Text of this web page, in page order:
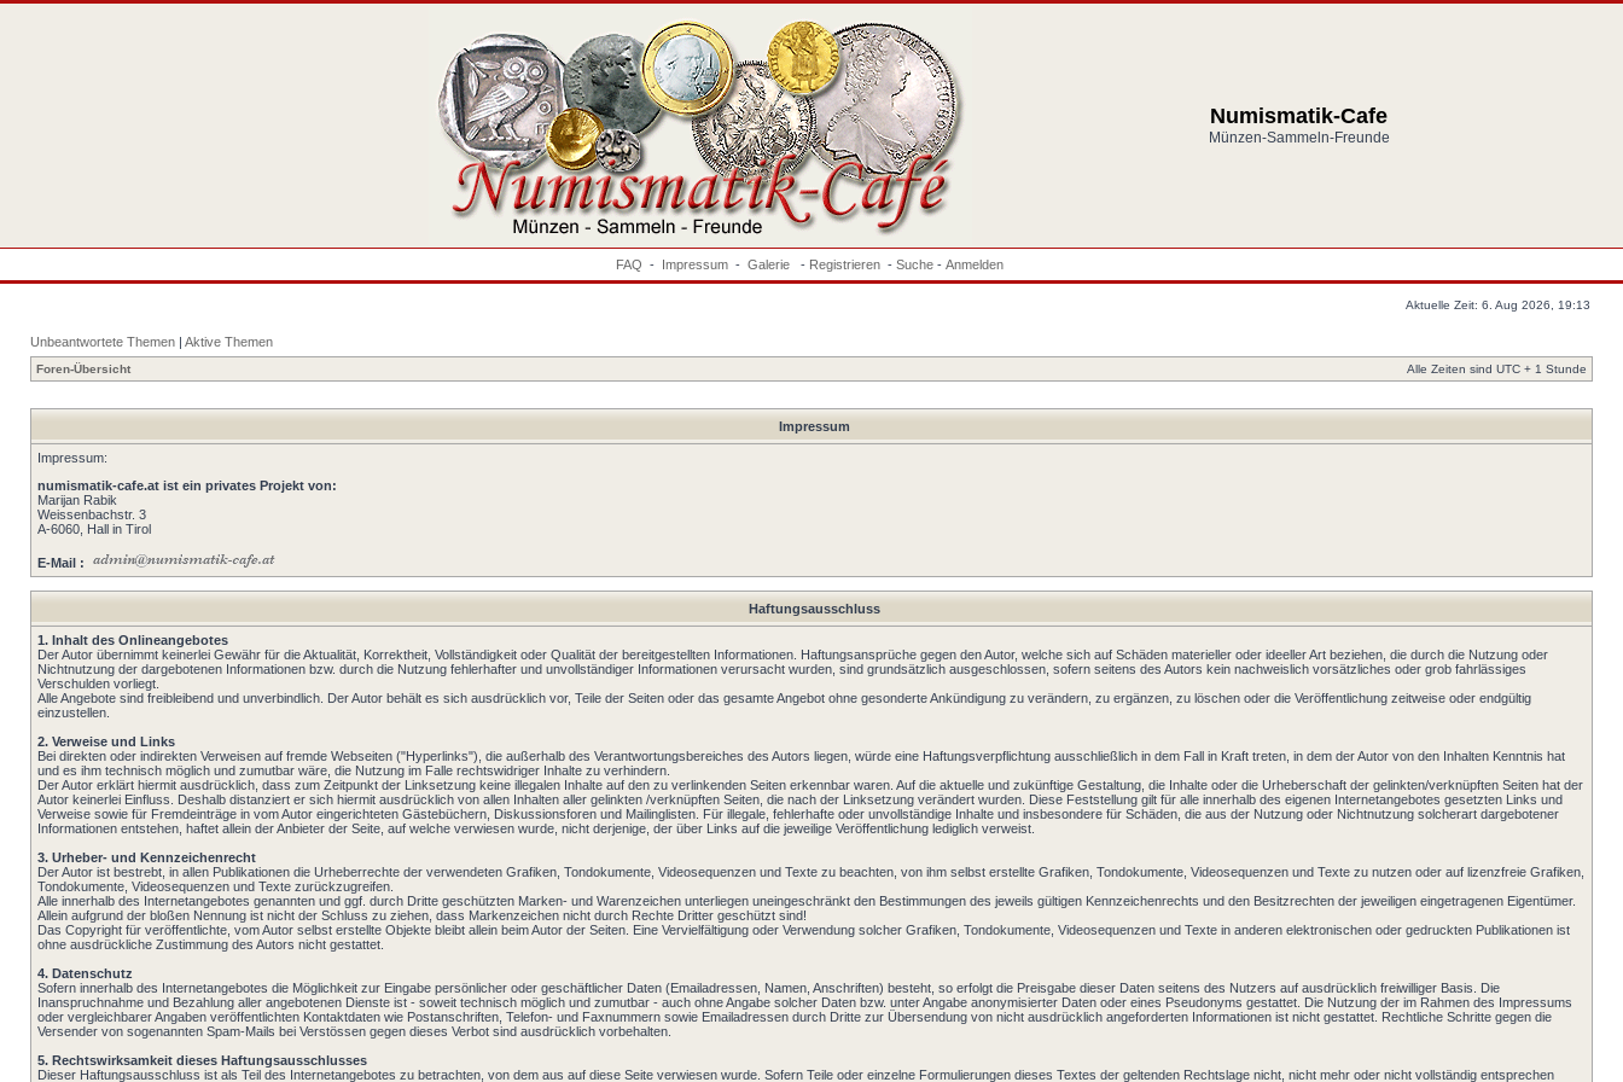
Numismatik-Cafe
Münzen-Sammeln-Freunde
FAQ - Impressum - Galerie - Registrieren - Suche - Anmelden
Aktuelle Zeit: 6. Aug 2026, 19:13
Unbeantwortete Themen | Aktive Themen
Foren-Übersicht Alle Zeiten sind UTC + 1 Stunde
Impressum
Impressum:
numismatik-cafe.at ist ein privates Projekt von:
Marijan Rabik
Weissenbachstr. 3
A-6060, Hall in Tirol
E-Mail :
Haftungsausschluss
1. Inhalt des Onlineangebotes
Der Autor übernimmt keinerlei Gewähr für die Aktualität, Korrektheit, Vollständigkeit oder Qualität der bereitgestellten Informationen. Haftungsansprüche gegen den Autor, welche sich auf Schäden materieller oder ideeller Art beziehen, die durch die Nutzung oder
Nichtnutzung der dargebotenen Informationen bzw. durch die Nutzung fehlerhafter und unvollständiger Informationen verursacht wurden, sind grundsätzlich ausgeschlossen, sofern seitens des Autors kein nachweislich vorsätzliches oder grob fahrlässiges
Verschulden vorliegt.
Alle Angebote sind freibleibend und unverbindlich. Der Autor behält es sich ausdrücklich vor, Teile der Seiten oder das gesamte Angebot ohne gesonderte Ankündigung zu verändern, zu ergänzen, zu löschen oder die Veröffentlichung zeitweise oder endgültig
einzustellen.
2. Verweise und Links
Bei direkten oder indirekten Verweisen auf fremde Webseiten ("Hyperlinks"), die außerhalb des Verantwortungsbereiches des Autors liegen, würde eine Haftungsverpflichtung ausschließlich in dem Fall in Kraft treten, in dem der Autor von den Inhalten Kenntnis hat
und es ihm technisch möglich und zumutbar wäre, die Nutzung im Falle rechtswidriger Inhalte zu verhindern.
Der Autor erklärt hiermit ausdrücklich, dass zum Zeitpunkt der Linksetzung keine illegalen Inhalte auf den zu verlinkenden Seiten erkennbar waren. Auf die aktuelle und zukünftige Gestaltung, die Inhalte oder die Urheberschaft der gelinkten/verknüpften Seiten hat der
Autor keinerlei Einfluss. Deshalb distanziert er sich hiermit ausdrücklich von allen Inhalten aller gelinkten /verknüpften Seiten, die nach der Linksetzung verändert wurden. Diese Feststellung gilt für alle innerhalb des eigenen Internetangebotes gesetzten Links und
Verweise sowie für Fremdeinträge in vom Autor eingerichteten Gästebüchern, Diskussionsforen und Mailinglisten. Für illegale, fehlerhafte oder unvollständige Inhalte und insbesondere für Schäden, die aus der Nutzung oder Nichtnutzung solcherart dargebotener
Informationen entstehen, haftet allein der Anbieter der Seite, auf welche verwiesen wurde, nicht derjenige, der über Links auf die jeweilige Veröffentlichung lediglich verweist.
3. Urheber- und Kennzeichenrecht
Der Autor ist bestrebt, in allen Publikationen die Urheberrechte der verwendeten Grafiken, Tondokumente, Videosequenzen und Texte zu beachten, von ihm selbst erstellte Grafiken, Tondokumente, Videosequenzen und Texte zu nutzen oder auf lizenzfreie Grafiken,
Tondokumente, Videosequenzen und Texte zurückzugreifen.
Alle innerhalb des Internetangebotes genannten und ggf. durch Dritte geschützten Marken- und Warenzeichen unterliegen uneingeschränkt den Bestimmungen des jeweils gültigen Kennzeichenrechts und den Besitzrechten der jeweiligen eingetragenen Eigentümer.
Allein aufgrund der bloßen Nennung ist nicht der Schluss zu ziehen, dass Markenzeichen nicht durch Rechte Dritter geschützt sind!
Das Copyright für veröffentlichte, vom Autor selbst erstellte Objekte bleibt allein beim Autor der Seiten. Eine Vervielfältigung oder Verwendung solcher Grafiken, Tondokumente, Videosequenzen und Texte in anderen elektronischen oder gedruckten Publikationen ist
ohne ausdrückliche Zustimmung des Autors nicht gestattet.
4. Datenschutz
Sofern innerhalb des Internetangebotes die Möglichkeit zur Eingabe persönlicher oder geschäftlicher Daten (Emailadressen, Namen, Anschriften) besteht, so erfolgt die Preisgabe dieser Daten seitens des Nutzers auf ausdrücklich freiwilliger Basis. Die
Inanspruchnahme und Bezahlung aller angebotenen Dienste ist - soweit technisch möglich und zumutbar - auch ohne Angabe solcher Daten bzw. unter Angabe anonymisierter Daten oder eines Pseudonyms gestattet. Die Nutzung der im Rahmen des Impressums
oder vergleichbarer Angaben veröffentlichten Kontaktdaten wie Postanschriften, Telefon- und Faxnummern sowie Emailadressen durch Dritte zur Übersendung von nicht ausdrücklich angeforderten Informationen ist nicht gestattet. Rechtliche Schritte gegen die
Versender von sogenannten Spam-Mails bei Verstössen gegen dieses Verbot sind ausdrücklich vorbehalten.
5. Rechtswirksamkeit dieses Haftungsausschlusses
Dieser Haftungsausschluss ist als Teil des Internetangebotes zu betrachten, von dem aus auf diese Seite verwiesen wurde. Sofern Teile oder einzelne Formulierungen dieses Textes der geltenden Rechtslage nicht, nicht mehr oder nicht vollständig entsprechen